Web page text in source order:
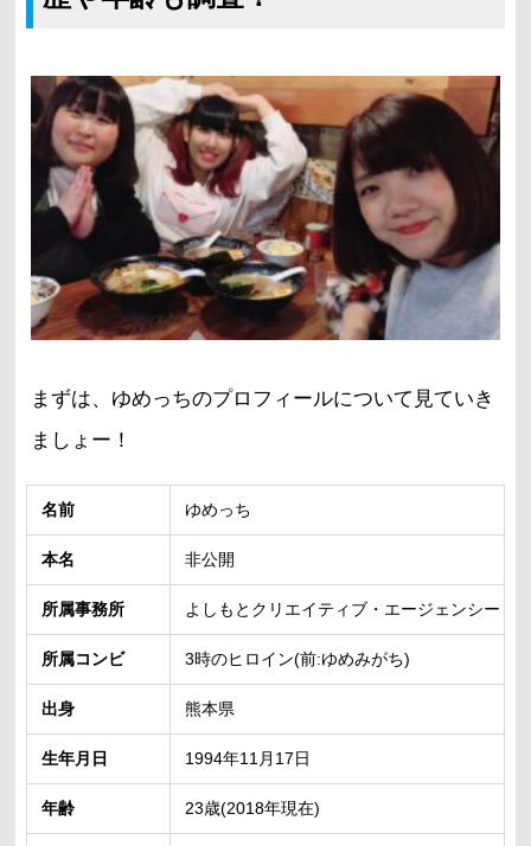
まずは、ゆめっちのプロフィールについて見ていき
ましょー！
名前 ゆめっち
本名 非公開
所属事務所 よしもとクリエイティブ・エージェンシー
所属コンビ 3時のヒロイン(前:ゆめみがち)
出身 熊本県
生年月日 1994年11月17日
年齢 23歳(2018年現在)